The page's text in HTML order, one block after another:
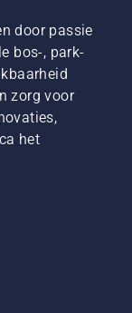
voor
stil en
door passie
bos-, park-
zorg voor
het